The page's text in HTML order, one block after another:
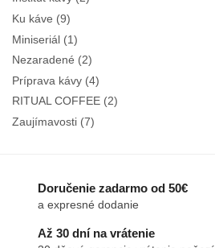
Ku káve (9)
Miniseriál (1)
Nezaradené (2)
Príprava kávy (4)
RITUAL COFFEE (2)
Zaujímavosti (7)
Doručenie zadarmo od 50€
a expresné dodanie
Až 30 dní na vrátenie